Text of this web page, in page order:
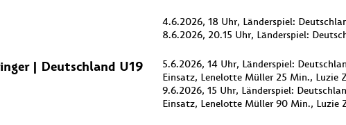
4.6.2026, 18 Uhr, Länderspiel:
8.6.2026, 20.15 Uhr, Länderspiel:
| Deutschland U19
5.6.2026, 14 Uhr, Länderspiel:
Einsatz, Lenelotte Müller 25 Min., Luzie
9.6.2026, 15 Uhr, Länderspiel:
Einsatz, Lenelotte Müller 90 Min., Luzie